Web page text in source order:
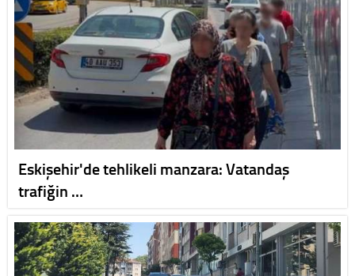
Eskişehir'de tehlikeli manzara: Vatandaş
trafiğin …